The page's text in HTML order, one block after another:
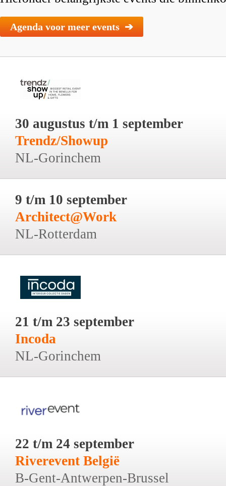
Agenda voor meer events ➔
30 augustus t/m 1 september
Trendz/Showup
NL-Gorinchem
9 t/m 10 september
Architect@Work
NL-Rotterdam
21 t/m 23 september
Incoda
NL-Gorinchem
22 t/m 24 september
Riverevent België
B-Gent-Antwerpen-Brussel